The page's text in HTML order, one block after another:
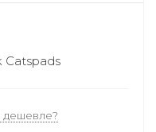
Catspads